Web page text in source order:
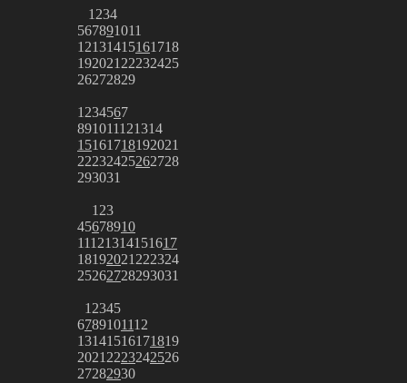
1 234
567891011
12131415161718
192021 22232425
26272829
1 234567
891011121314
15161718192021
22232425262728
293031
1 23
45678910
11121314151617
18192021 222324
25262728293031
1 2345
6789101112
13141516171819
2021 2223242526
27282930